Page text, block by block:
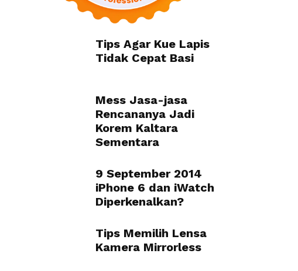
Tips Agar Kue Lapis
Tidak Cepat Basi
Mess Jasa-jasa
Rencananya Jadi
Korem Kaltara
Sementara
9 September 2014
iPhone 6 dan iWatch
Diperkenalkan?
Tips Memilih Lensa
Kamera Mirrorless